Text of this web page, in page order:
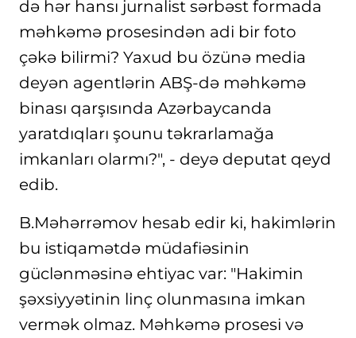
də hər hansı jurnalist sərbəst formada
məhkəmə prosesindən adi bir foto
çəkə bilirmi? Yaxud bu özünə media
deyən agentlərin ABŞ-də məhkəmə
binası qarşısında Azərbaycanda
yaratdıqları şounu təkrarlamağa
imkanları olarmı?", - deyə deputat qeyd
edib.
B.Məhərrəmov hesab edir ki, hakimlərin
bu istiqamətdə müdafiəsinin
güclənməsinə ehtiyac var: "Hakimin
şəxsiyyətinin linç olunmasına imkan
vermək olmaz. Məhkəmə prosesi və